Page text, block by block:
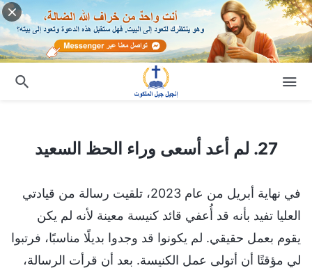
27. لم أعد أسعى وراء الحظ السعيد
في نهاية أبريل من عام 2023، تلقيت رسالة من قيادتي
العليا تفيد بأنه قد أُعفي قائد كنيسة معينة لأنه لم يكن
يقوم بعمل حقيقي. لم يكونوا قد وجدوا بديلًا مناسبًا، فرتبوا
لي مؤقتًا أن أتولى عمل الكنيسة. بعد أن قرأت الرسالة،